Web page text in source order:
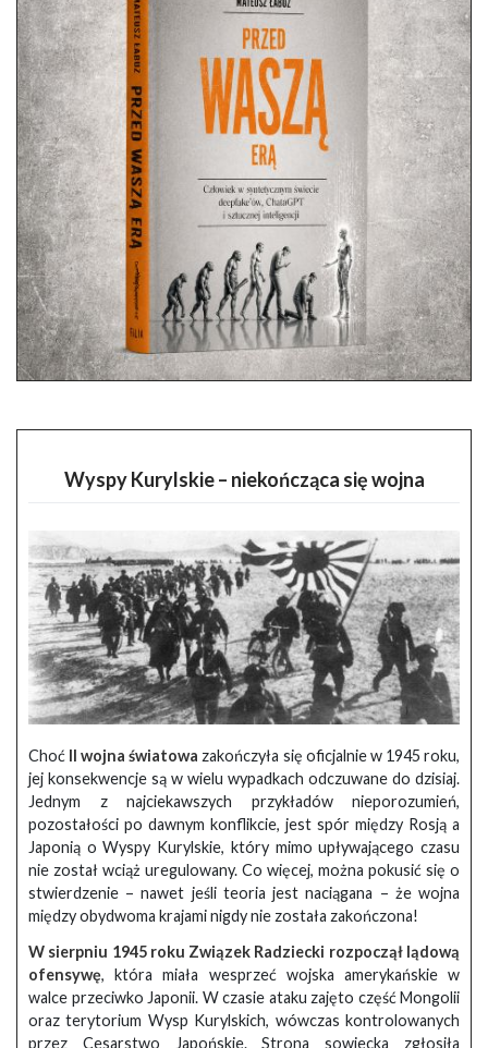
Wyspy Kurylskie – niekończąca się wojna
Choć II wojna światowa zakończyła się oficjalnie w 1945 roku,
jej konsekwencje są w wielu wypadkach odczuwane do dzisiaj.
Jednym z najciekawszych przykładów nieporozumień,
pozostałości po dawnym konflikcie, jest spór między Rosją a
Japonią o Wyspy Kurylskie, który mimo upływającego czasu
nie został wciąż uregulowany. Co więcej, można pokusić się o
stwierdzenie – nawet jeśli teoria jest naciągana – że wojna
między obydwoma krajami nigdy nie została zakończona!
W sierpniu 1945 roku Związek Radziecki rozpoczął lądową
ofensywę, która miała wesprzeć wojska amerykańskie w
walce przeciwko Japonii. W czasie ataku zajęto część Mongolii
oraz terytorium Wysp Kurylskich, wówczas kontrolowanych
przez Cesarstwo Japońskie. Strona sowiecka zgłosiła